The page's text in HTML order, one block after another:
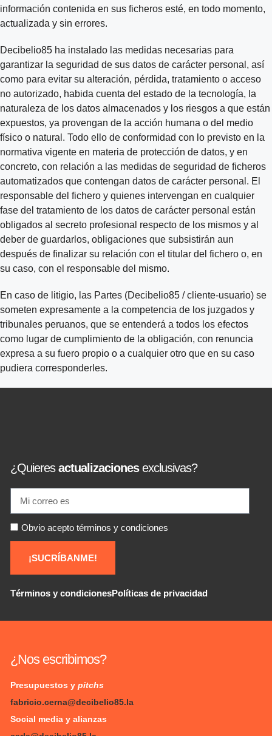
información contenida en sus ficheros esté, en todo momento,
actualizada y sin errores.
Decibelio85 ha instalado las medidas necesarias para
garantizar la seguridad de sus datos de carácter personal, así
como para evitar su alteración, pérdida, tratamiento o acceso
no autorizado, habida cuenta del estado de la tecnología, la
naturaleza de los datos almacenados y los riesgos a que están
expuestos, ya provengan de la acción humana o del medio
físico o natural. Todo ello de conformidad con lo previsto en la
normativa vigente en materia de protección de datos, y en
concreto, con relación a las medidas de seguridad de ficheros
automatizados que contengan datos de carácter personal. El
responsable del fichero y quienes intervengan en cualquier
fase del tratamiento de los datos de carácter personal están
obligados al secreto profesional respecto de los mismos y al
deber de guardarlos, obligaciones que subsistirán aun
después de finalizar su relación con el titular del fichero o, en
su caso, con el responsable del mismo.
En caso de litigio, las Partes (Decibelio85 / cliente-usuario) se
someten expresamente a la competencia de los juzgados y
tribunales peruanos, que se entenderá a todos los efectos
como lugar de cumplimiento de la obligación, con renuncia
expresa a su fuero propio o a cualquier otro que en su caso
pudiera corresponderles.
¿Quieresactualizacionesexclusivas?
Obvio acepto términos y condiciones
¡SUCRÍBANME!
Términos y condicionesPolíticas de privacidad
¿Nos escribimos?
Presupuestos y pitchs
fabricio.cerna@decibelio85.la
Social media y alianzas